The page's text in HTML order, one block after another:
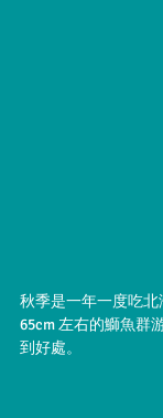
秋季是一年一度吃北
65cm 左右的鰤魚群
到好處。